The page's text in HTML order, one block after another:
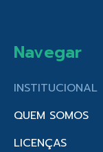
Navegar
INSTITUCIONAL
QUEM SOMOS
LICENÇAS